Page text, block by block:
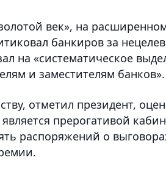
век», на
банкиров за
на «систематическое
и заместителям банков».
отметил президент,
прерогативой
распоряжений о